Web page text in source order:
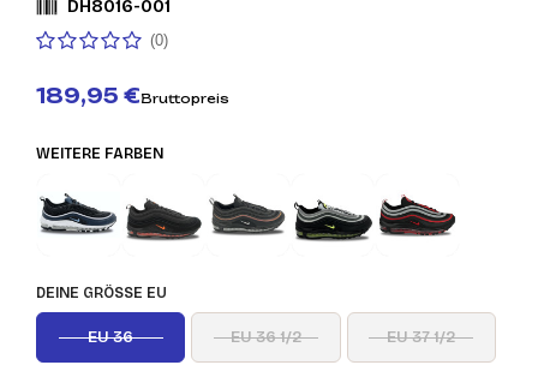
DH8016-001
(0)
189,95 €Bruttopreis
WEITERE FARBEN
DEINE GRÖSSE EU
EU 36 EU 36 1/2 EU 37 1/2